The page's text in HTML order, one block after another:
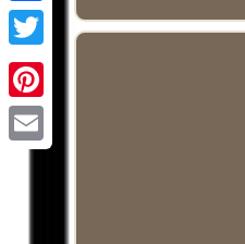
Facebook